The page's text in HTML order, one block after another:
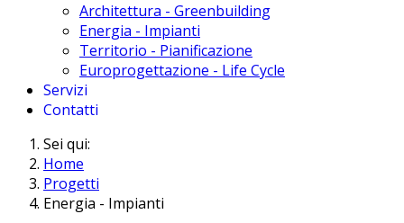
Architettura - Greenbuilding
Energia - Impianti
Territorio - Pianificazione
Europrogettazione - Life Cycle
Servizi
Contatti
Sei qui:
Home
Progetti
Energia - Impianti